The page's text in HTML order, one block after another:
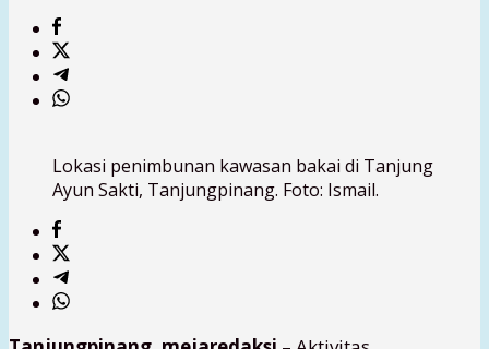
Lokasi penimbunan kawasan bakai di Tanjung
Ayun Sakti, Tanjungpinang. Foto: Ismail.